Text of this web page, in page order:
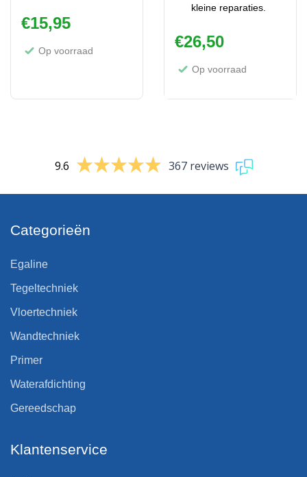
€15,95
Op voorraad
kleine reparaties.
€26,50
Op voorraad
9.6 367 reviews
Categorieën
Egaline
Tegeltechniek
Vloertechniek
Wandtechniek
Primer
Waterafdichting
Gereedschap
Klantenservice